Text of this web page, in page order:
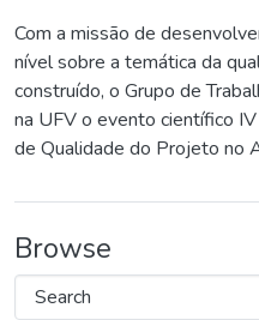
Com a missão de
nível sobre a temática da
construído, o Grupo de
na UFV o evento científico
de Qualidade do Projeto no
Browse